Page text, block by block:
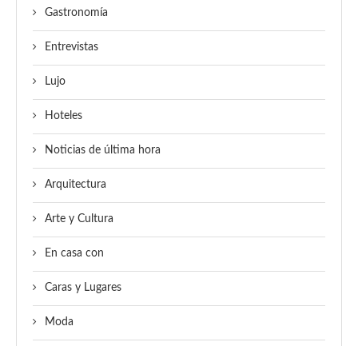
Gastronomía
Entrevistas
Lujo
Hoteles
Noticias de última hora
Arquitectura
Arte y Cultura
En casa con
Caras y Lugares
Moda